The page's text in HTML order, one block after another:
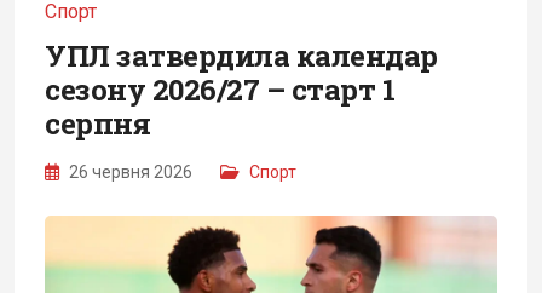
Спорт
УПЛ затвердила календар
сезону 2026/27 – старт 1
серпня
26 червня 2026 Спорт